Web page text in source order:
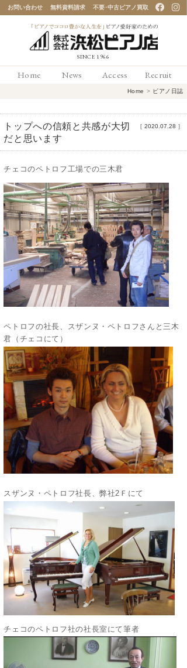
「ピアノでココロ豊かな
人生を」ピアノ愛好家の
ための 浜松ピアノ店
お問い合わせ 無料資料請求 不要･中古ピアノ買取
Home News Access Recruit
Home > ピアノ日誌
［ 2020.07.28 ］
トップへの信頼と共感が大切
だと思います
チェコのペトロフ工場での三木君
ペトロフの社長、スザンヌ・ペトロフさんと三木
君（チェコにて）
スザンヌ・ペトロフ社長、弊社2Ｆにて
チェコのペトロフ社の社長室にて筆者